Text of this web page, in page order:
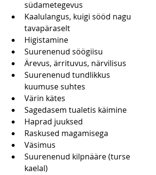
südametegevus
Kaalulangus, kuigi sööd nagu
tavapäraselt
Higistamine
Suurenenud söögiisu
Ärevus, ärrituvus, närvilisus
Suurenenud tundlikkus
kuumuse suhtes
Värin kätes
Sagedasem tualetis käimine
Haprad juuksed
Raskused magamisega
Väsimus
Suurenenud kilpnääre (turse
kaelal)